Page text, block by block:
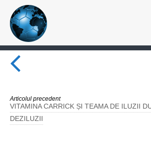
Articolul precedent
VITAMINA CARRICK ȘI TEAMA DE ILUZII
DEZILUZII